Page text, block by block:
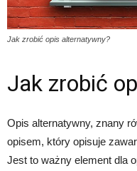
Jak zrobić opis alternatywny?
Jak zrobić
Opis alternatywny, znany
opisem, który opisuje
Jest to ważny element dla